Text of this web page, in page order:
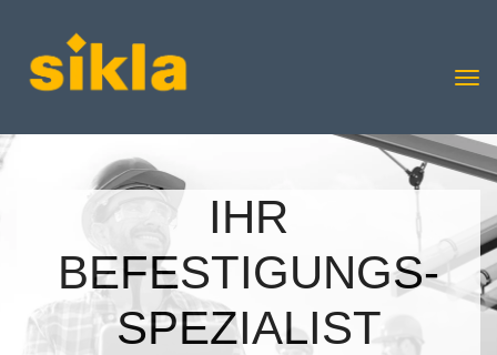
IHR
BEFESTIGUNGS-
SPEZIALIST